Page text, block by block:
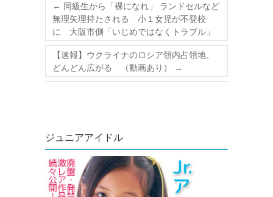
← 同級生から「裸になれ」 ランドセルなど
無理矢理持たされる 小１女児が不登校
に 大阪市側「いじめではなくトラブル」
【速報】ウクライナのロシア領内占領地、
どんどん広がる （動画あり）
→
ジュニアアイドル